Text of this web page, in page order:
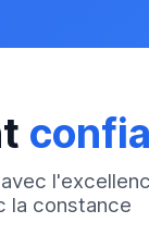
la constance